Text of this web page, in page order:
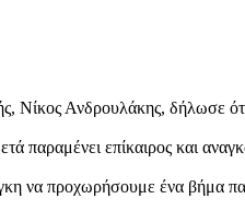
Ανδρουλάκης, δήλωσε
παραμένει επίκαιρος και
προχωρήσουμε ένα βήμα